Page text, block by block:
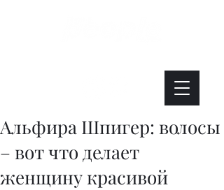
Альфира Шпигер: волосы
– вот что делает
женщину красивой